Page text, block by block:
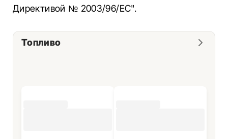
Директивой № 2003/96/ЕС".
Топливо